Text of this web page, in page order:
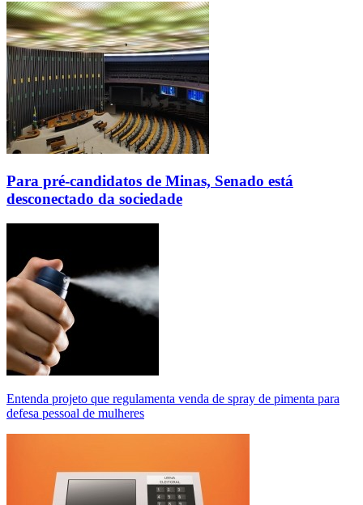
Para pré-candidatos de Minas, Senado está
desconectado da sociedade
Entenda projeto que regulamenta venda de spray de pimenta para
defesa pessoal de mulheres